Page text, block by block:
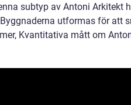
subtyp av Antoni Arkitekt
utformas för att
Kvantitativa mått om